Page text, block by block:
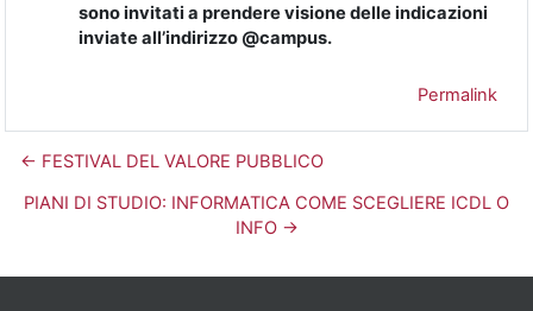
sono invitati a prendere visione delle indicazioni
inviate all’indirizzo @campus.
Permalink
← FESTIVAL DEL VALORE PUBBLICO
PIANI DI STUDIO: INFORMATICA COME SCEGLIERE ICDL O
INFO →